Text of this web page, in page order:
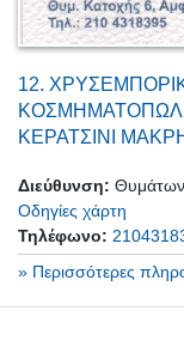
12.
ΚΕΡΑΤΣΙΝΙ
Διεύθυνση:
Οδηγίες χάρτη
Τηλέφωνο:
» Περισσότερες